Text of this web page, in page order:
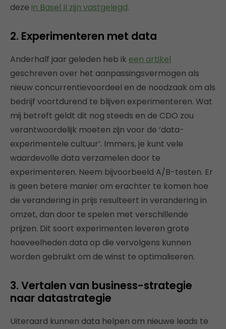
deze in Basel II zijn vastgelegd.
2. Experimenteren met data
Anderhalf jaar geleden heb ik een artikel
geschreven over het aanpassingsvermogen als
nieuw concurrentievoordeel en de noodzaak om als
bedrijf voortdurend te blijven experimenteren. Wat
mij betreft geldt dit nog steeds en de CDO zou
verantwoordelijk moeten zijn voor de ‘data-
experimentele cultuur’. Immers, je kunt vele
waardevolle data verzamelen door te
experimenteren. Neem bijvoorbeeld A/B-testen. Er
is geen betere manier om erachter te komen hoe
de verandering in prijs resulteert in verandering in
omzet, dan door te spelen met verschillende
prijzen. Dit soort experimenten leveren grote
hoeveelheden data op die vervolgens kunnen
worden gebruikt om de winst te optimaliseren.
3. Vertalen van business-strategie
naar datastrategie
Uiteraard kunnen data helpen om nieuwe leads te